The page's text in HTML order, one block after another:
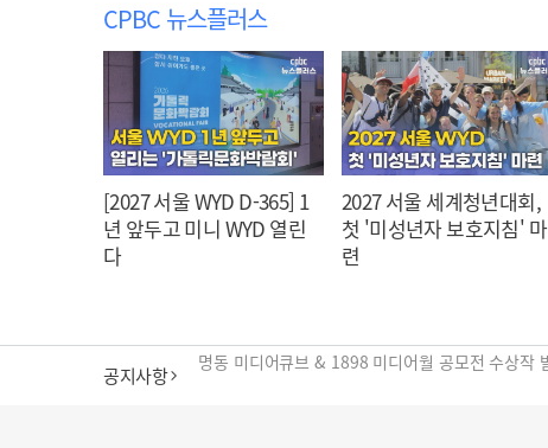
CPBC 뉴스플러스
[2027 서울 WYD D-365] 1
년 앞두고 미니 WYD 열린
다
2027 서울 세계청년대회,
첫 '미성년자 보호지침' 마
련
공지사항 cpbc 웹/모바일 서비스 시스템 점검 안내